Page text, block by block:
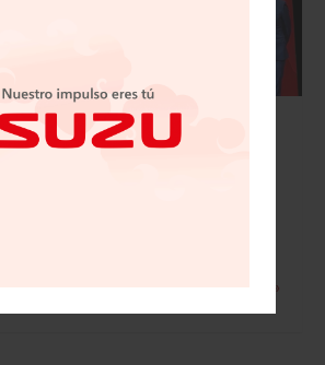
REVISTA DIGITAL / 15
2025/IZUSU, IMPUSO MARCA
EXPOTRANSPORTE 2025
Leer más »